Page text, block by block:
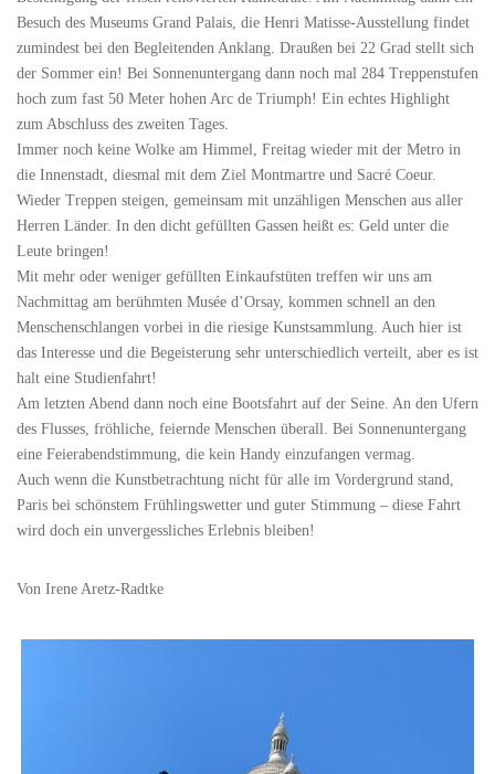
Besuch des Museums Grand Palais, die Henri Matisse-Ausstellung findet
zumindest bei den Begleitenden Anklang. Draußen bei 22 Grad stellt sich
der Sommer ein! Bei Sonnenuntergang dann noch mal 284 Treppenstufen
hoch zum fast 50 Meter hohen Arc de Triumph! Ein echtes Highlight
zum Abschluss des zweiten Tages.
Immer noch keine Wolke am Himmel, Freitag wieder mit der Metro in
die Innenstadt, diesmal mit dem Ziel Montmartre und Sacré Coeur.
Wieder Treppen steigen, gemeinsam mit unzähligen Menschen aus aller
Herren Länder. In den dicht gefüllten Gassen heißt es: Geld unter die
Leute bringen!
Mit mehr oder weniger gefüllten Einkaufstüten treffen wir uns am
Nachmittag am berühmten Musée d’Orsay, kommen schnell an den
Menschenschlangen vorbei in die riesige Kunstsammlung. Auch hier ist
das Interesse und die Begeisterung sehr unterschiedlich verteilt, aber es ist
halt eine Studienfahrt!
Am letzten Abend dann noch eine Bootsfahrt auf der Seine. An den Ufern
des Flusses, fröhliche, feiernde Menschen überall. Bei Sonnenuntergang
eine Feierabendstimmung, die kein Handy einzufangen vermag.
Auch wenn die Kunstbetrachtung nicht für alle im Vordergrund stand,
Paris bei schönstem Frühlingswetter und guter Stimmung – diese Fahrt
wird doch ein unvergessliches Erlebnis bleiben!
Von Irene Aretz-Radtke